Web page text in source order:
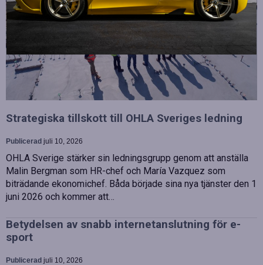
Strategiska tillskott till OHLA Sveriges ledning
Publicerad juli 10, 2026
OHLA Sverige stärker sin ledningsgrupp genom att anställa
Malin Bergman som HR-chef och María Vazquez som
biträdande ekonomichef. Båda började sina nya tjänster den 1
juni 2026 och kommer att…
Betydelsen av snabb internetanslutning för e-
sport
Publicerad juli 10, 2026